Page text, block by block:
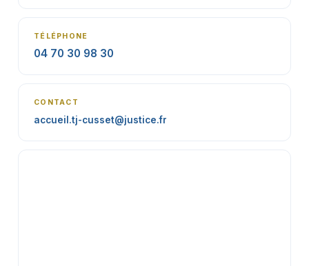
TÉLÉPHONE
04 70 30 98 30
CONTACT
accueil.tj-cusset@justice.fr